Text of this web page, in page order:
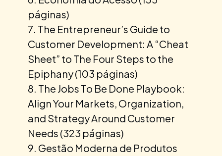
páginas)
The Entrepreneur’s Guide to
Customer Development: A “Cheat
Sheet” to The Four Steps to the
Epiphany (103 páginas)
The Jobs To Be Done Playbook:
Align Your Markets, Organization,
and Strategy Around Customer
Needs (323 páginas)
Gestão Moderna de Produtos